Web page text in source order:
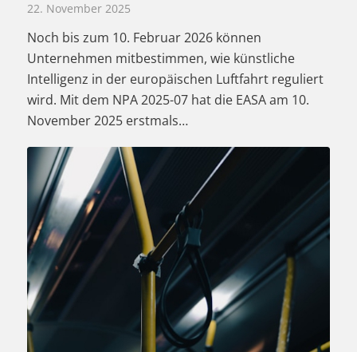
22. November 2025
Noch bis zum 10. Februar 2026 können
Unternehmen mitbestimmen, wie künstliche
Intelligenz in der europäischen Luftfahrt reguliert
wird. Mit dem NPA 2025-07 hat die EASA am 10.
November 2025 erstmals…